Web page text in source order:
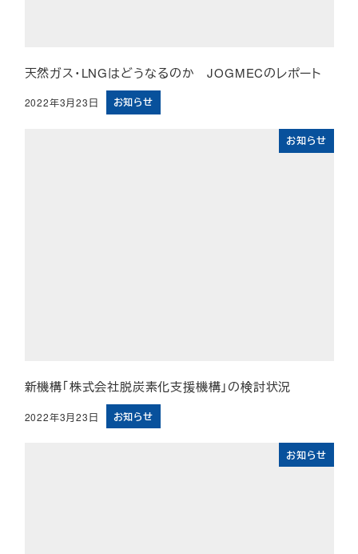
天然ガス・LNGはどうなるのか JOGMECのレポート
投稿日
2022年3月23日 お知らせ
お知らせ
新機構「株式会社脱炭素化支援機構」の検討状況
投稿日
2022年3月23日 お知らせ
お知らせ